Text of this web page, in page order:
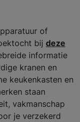
of
bij deze
informatie
kranen en
keukenkasten en
staan
vakmanschap
je verzekerd